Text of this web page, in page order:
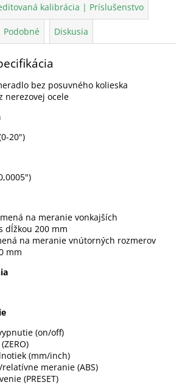
kalibrácia | Príslušenstvo
Podobné Diskusia
bez posuvného kolieska
nerezovej ocele
20")
na meranie vonkajších
dĺžkou 200 mm
na meranie vnútorných rozmerov
mm
(on/off)
(mm/inch)
meranie (ABS)
(PRESET)